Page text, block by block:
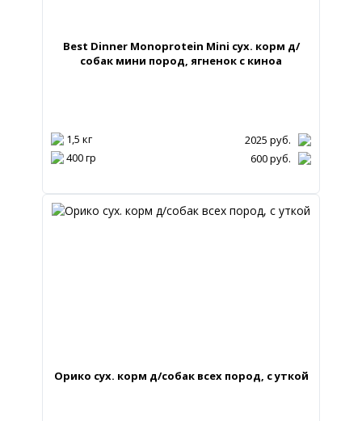
Best Dinner Monoprotein Mini сух. корм д/
собак мини пород, ягненок с киноа
1,5 кг 2025 руб.
400 гр
600руб.
Орико сух. корм д/собак всех пород, с уткой